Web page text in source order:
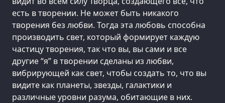
есть в творении. Не может быть никакого
творения без любви. Тогда эта любовь способна
производить свет, который формирует каждую
частицу творения, так что вы, вы сами и все
другие “я” в творении сделаны из любви,
вибрирующей как свет, чтобы создать то, что вы
видите как планеты, звезды, галактики и
различные уровни разума, обитающие в них.